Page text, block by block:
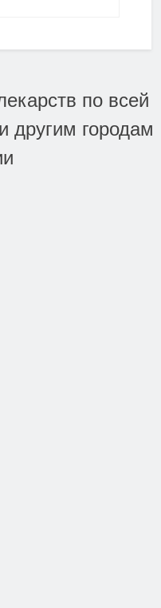
по всей
другим городам